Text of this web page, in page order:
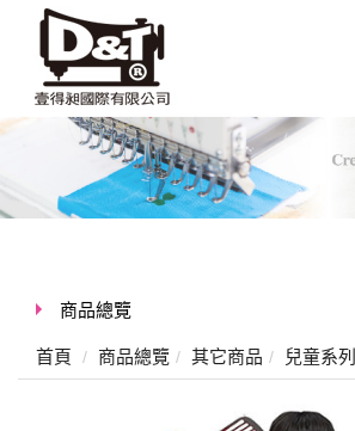
商品總覽
首頁 商品總覽 其它商品 兒童系列